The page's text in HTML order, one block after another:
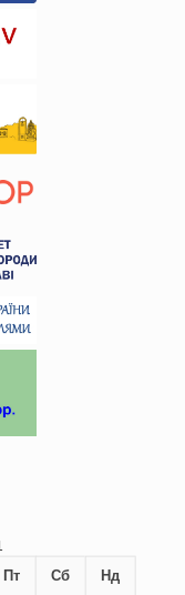
Пт Сб Нд